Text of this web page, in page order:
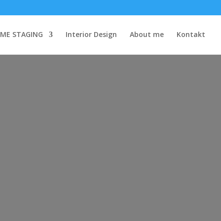
STAGING Interior Design About me Kontakt